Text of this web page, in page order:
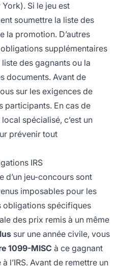
Si le jeu est
soumettre la liste des
la promotion. D’autres
supplémentaires
des gagnants ou la
documents. Avant de
sur les exigences de
participants. En cas de
spécialisé, c’est un
prévenir tout
IRS
d’un jeu-concours sont
imposables pour les
obligations spécifiques
des prix remis à un même
sur une année civile, vous
1099-MISC à ce gagnant
l’IRS. Avant de remettre un